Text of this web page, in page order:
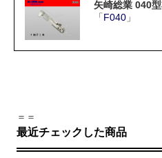
矢崎総業 040
「F040 」
＝＝
最近チェックした商品